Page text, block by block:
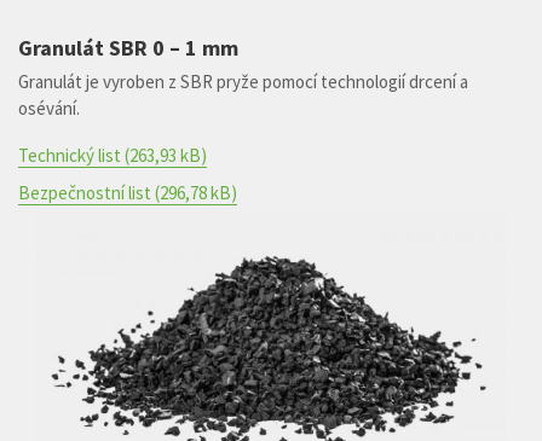
Granulát SBR 0 – 1 mm
Granulát je vyroben z SBR pryže pomocí technologií drcení a
osévání.
Technický list (263,93 kB)
Bezpečnostní list (296,78 kB)